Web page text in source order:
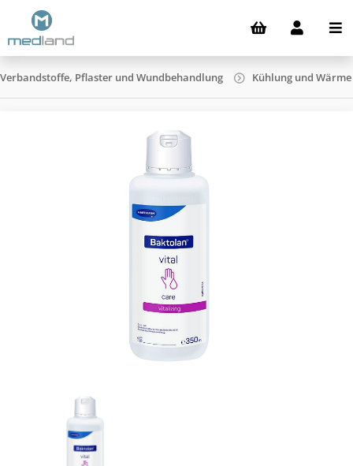
Verbandstoffe, Pflaster und Wundbehandlung Kühlung und Wärme